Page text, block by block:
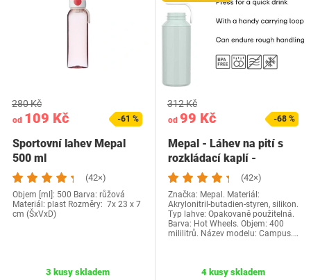
od 109 Kč
280 Kč
-61 %
Sportovní lahev Mepal
500 ml
(42×)
Objem [ml]: 500 Barva: růžová
Materiál: plast Rozměry: 7x 23 x 7
cm (ŠxVxD)
3 kusy skladem
od 99 Kč
312 Kč
-68 %
Mepal - Láhev na pití s
rozkládací kaplí -
Nepropustná…
(42×)
Značka: Mepal. Materiál:
Akrylonitril-butadien-styren, silikon.
Typ lahve: Opakovaně použitelná.
Barva: Hot Wheels. Objem: 400
mililitrů. Název modelu: Campus.…
4 kusy skladem